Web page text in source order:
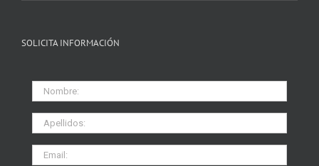
SOLICITA INFORMACIÓN